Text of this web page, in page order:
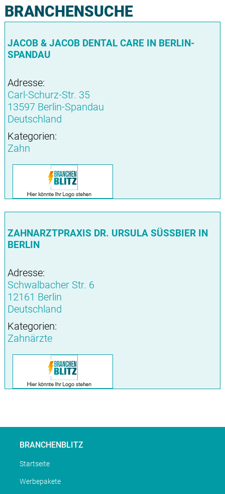
BRANCHENSUCHE
JACOB & JACOB DENTAL CARE IN BERLIN-
SPANDAU
Adresse:
Carl-Schurz-Str. 35
13597 Berlin-Spandau
Deutschland
Kategorien:
Zahn
ZAHNARZTPRAXIS DR. URSULA SÜSSBIER IN B
ERLIN
Adresse:
Schwalbacher Str. 6
12161 Berlin
Deutschland
Kategorien:
Zahnärzte
BRANCHENBLITZ
Startseite
Werbepakete